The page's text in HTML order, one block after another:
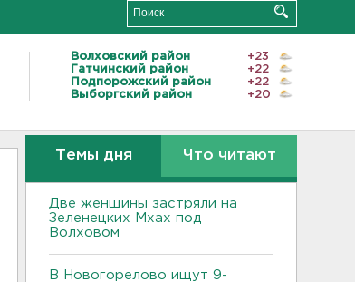
Волховский район
+23
Гатчинский район
+22
Подпорожский район
+22
Выборгский район
+20
Темы дня Что читают
Две женщины застряли на
Зеленецких Мхах под
Волховом
В Новогорелово ищут 9-